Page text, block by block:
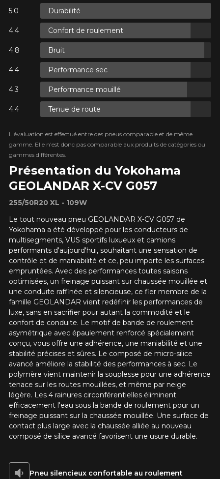
Présentation du Yokohama
GEOLANDAR X-CV G057
255/50R20 XL - 109W
Le tout nouveau pneu GEOLANDAR X-CV G057 de
Yokohama a été développé pour les conducteurs de
multisegments, VUS sportifs luxueux et camions
performants d'aujourd'hui, souhaitant une sensation de
contrôle et de maniabilité et ce, peu importe les surfaces
empruntées. Avec des performances toutes saisons
optimisées, un freinage puissant sur chaussée mouillée et
une conduite raffinée et silencieuse, ce fier membre de la
famille GEOLANDAR vient redéfinir les performances de
luxe, sans en sacrifier pour autant la commodité et le
confort de conduite. Le motif de bande de roulement
asymétrique avec épaulement renforcé spécialement
conçu, vous offre une adhérence, une maniabilité et une
stabilité précises et sûres. Le composé de micro-silice
avancé améliore la stabilité des performances à sec. Le
polymère vient maintenir la souplesse pour une adhérence
tenace sur les routes mouillées, et même par neige
légère. Les 4 rainures circonférentielles éliminent
efficacement l'eau sous la bande de roulement pour un
freinage puissant sur la chaussée mouillée. Une surface de
contact plus large avec la chaussée alliée au nouveau
composé de silice avancé favorisent une usure durable.
Durabilité
Confort de roulement
Bruit
Performance sec
Performance mouillé
Tenue de route
L'évaluation est effectué entre des pneus comparable et de même
gamme. Elle n'est donc pas comparable aux produits de catégories ou
gammes différentes.
Pneu silencieux confortable au roulement